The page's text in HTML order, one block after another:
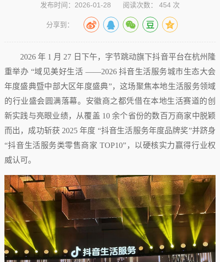
发布时间：2026-01-28 阅读次数： 454 次
分享到：
2026 年 1 月 27 日下午，字节跳动旗下抖音平台在杭州隆
重举办 “域见美好生活 ——2026 抖音生活服务城市生态大会
年度盛典暨中部大区年度盛典”，这场聚焦本地生活服务领域
的行业盛会圆满落幕。安徽商之都凭借在本地生活赛道的创
新实践与亮眼业绩，从覆盖 10 余个省份的数百万商家中脱颖
而出，成功斩获 2025 年度 “抖音生活服务年度品牌奖”并跻身
“抖音生活服务类零售商家 TOP10”，以硬核实力赢得行业权
威认可。